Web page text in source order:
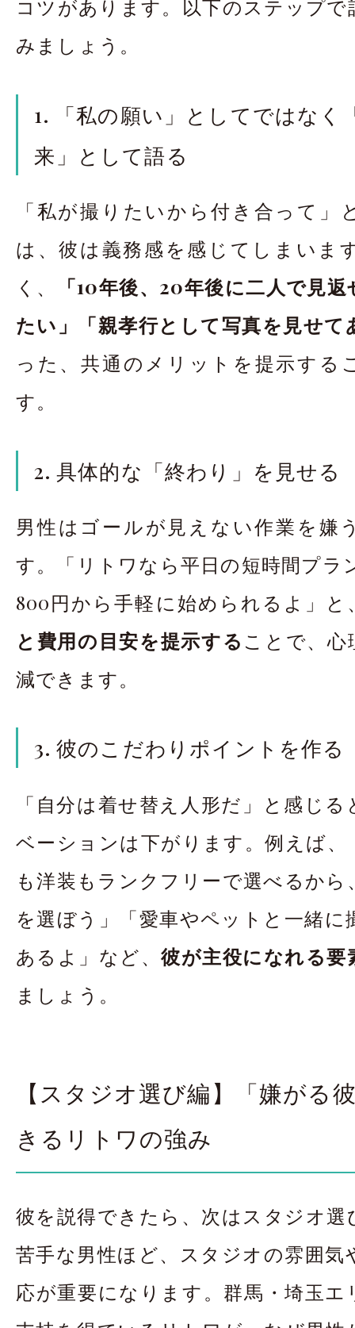
コツがあります。以下のステップ
みましょう。
1. 「私の願い」としてではなく
来」として語る
「私が撮りたいから付き合って」
は、彼は義務感を感じてしまいま
く、
「10年後、20年後に二人で見
たい」「親孝行として写真を見せて
った、共通のメリットを提示する
す。
2. 具体的な「終わり」を見せる
男性はゴールが見えない作業を嫌
す。「リトワなら平日の短時間プラ
800円から手軽に始められるよ」と
と費用の目安を提示する ことで、心
減できます。
3. 彼のこだわりポイントを作る
「自分は着せ替え人形だ」と感じ
ベーションは下がります。例えば、
も洋装もランクフリーで選べるか
を選ぼう」「愛車やペットと一緒に
あるよ」など、彼が主役になれる要
ましょう。
【スタジオ選び編】「嫌がる
きるリトワの強み
彼を説得できたら、次はスタジオ選
苦手な男性ほど、スタジオの雰囲気
応が重要になります。群馬・埼玉エ